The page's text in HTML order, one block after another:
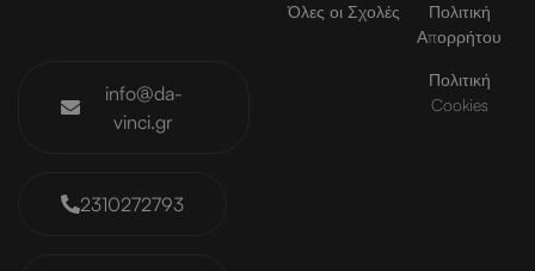
info@da-
vinci.gr
2310272793
Όλες οι Σχολές
Πολιτική
Απορρήτου
Πολιτική
Cookies